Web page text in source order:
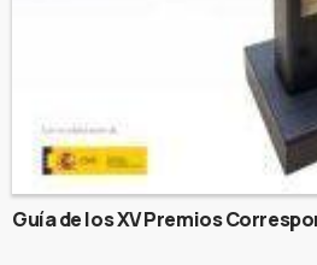
Guía de los XV Premios